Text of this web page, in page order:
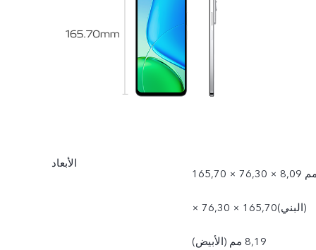
الأبعاد
165,70 × 76,30 × 8,09 مم
(البني)165,70 × 76,30 ×
8,19 مم (الأبيض)